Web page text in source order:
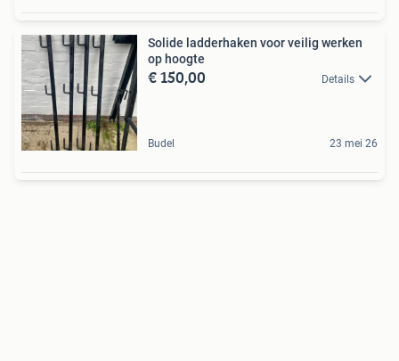
Solide ladderhaken voor veilig werken
op hoogte
€ 150,00 Details
Budel 23 mei 26